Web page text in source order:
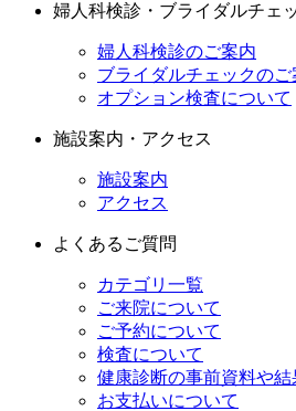
婦人科検診・ブライダルチェ
婦人科検診のご案内
ブライダルチェックのご
オプション検査について
施設案内・アクセス
施設案内
アクセス
よくあるご質問
カテゴリ一覧
ご来院について
ご予約について
検査について
健康診断の事前資料や結
お支払いについて